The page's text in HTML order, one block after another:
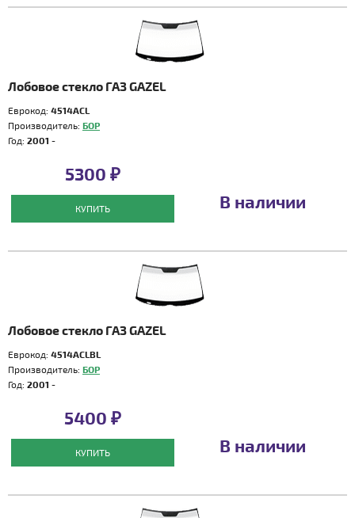
Лобовое стекло ГАЗ GAZEL
Еврокод: 4514ACL
Производитель: БОР
Год: 2001 -
5300 ₽
КУПИТЬ В наличии
Лобовое стекло ГАЗ GAZEL
Еврокод: 4514ACLBL
Производитель: БОР
Год: 2001 -
5400 ₽
КУПИТЬ В наличии